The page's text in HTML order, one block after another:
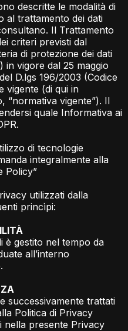
descritte le modalità di
al trattamento dei dati
Il Trattamento
criteri previsti dal
di protezione dei dati
in vigore dal 25 maggio
D.lgs 196/2003 (Codice
vigente (di qui in
“normativa vigente”). Il
quale Informativa ai
di tecnologie
integralmente alla
Policy”
utilizzati dalla
princìpi:
è gestito nel tempo da
all’interno
successivamente trattati
Politica di Privacy
nella presente Privacy